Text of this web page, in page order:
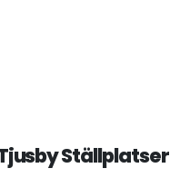
Ställplatser